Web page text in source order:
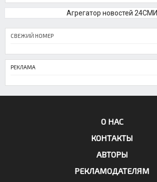
Агрегатор новостей 24СМИ
СВЕЖИЙ НОМЕР
РЕКЛАМА
О НАС
КОНТАКТЫ
АВТОРЫ
РЕКЛАМОДАТЕЛЯМ